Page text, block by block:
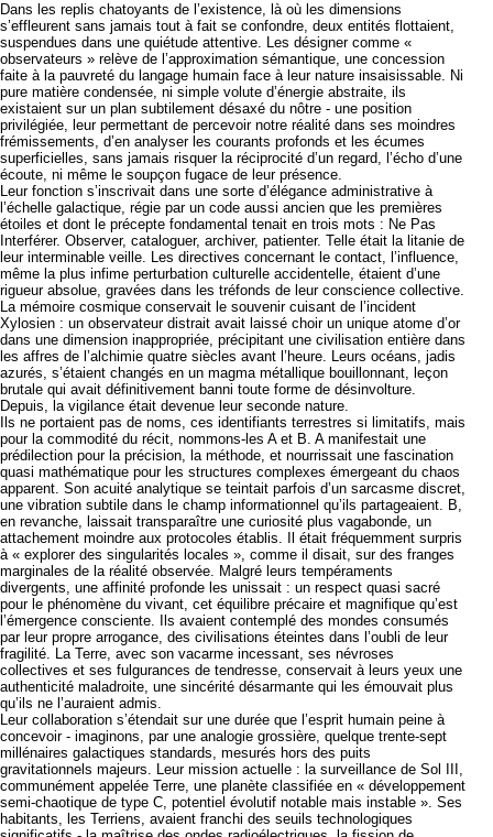
Dans les replis chatoyants de l’existence, là où les dimensions
s’effleurent sans jamais tout à fait se confondre, deux entités flottaient,
suspendues dans une quiétude attentive. Les désigner comme «
observateurs » relève de l’approximation sémantique, une concession
faite à la pauvreté du langage humain face à leur nature insaisissable. Ni
pure matière condensée, ni simple volute d’énergie abstraite, ils
existaient sur un plan subtilement désaxé du nôtre - une position
privilégiée, leur permettant de percevoir notre réalité dans ses moindres
frémissements, d’en analyser les courants profonds et les écumes
superficielles, sans jamais risquer la réciprocité d’un regard, l’écho d’une
écoute, ni même le soupçon fugace de leur présence.
Leur fonction s’inscrivait dans une sorte d’élégance administrative à
l’échelle galactique, régie par un code aussi ancien que les premières
étoiles et dont le précepte fondamental tenait en trois mots : Ne Pas
Interférer. Observer, cataloguer, archiver, patienter. Telle était la litanie de
leur interminable veille. Les directives concernant le contact, l’influence,
même la plus infime perturbation culturelle accidentelle, étaient d’une
rigueur absolue, gravées dans les tréfonds de leur conscience collective.
La mémoire cosmique conservait le souvenir cuisant de l’incident
Xylosien : un observateur distrait avait laissé choir un unique atome d’or
dans une dimension inappropriée, précipitant une civilisation entière dans
les affres de l’alchimie quatre siècles avant l’heure. Leurs océans, jadis
azurés, s’étaient changés en un magma métallique bouillonnant, leçon
brutale qui avait définitivement banni toute forme de désinvolture.
Depuis, la vigilance était devenue leur seconde nature.
Ils ne portaient pas de noms, ces identifiants terrestres si limitatifs, mais
pour la commodité du récit, nommons-les A et B. A manifestait une
prédilection pour la précision, la méthode, et nourrissait une fascination
quasi mathématique pour les structures complexes émergeant du chaos
apparent. Son acuité analytique se teintait parfois d’un sarcasme discret,
une vibration subtile dans le champ informationnel qu’ils partageaient. B,
en revanche, laissait transparaître une curiosité plus vagabonde, un
attachement moindre aux protocoles établis. Il était fréquemment surpris
à « explorer des singularités locales », comme il disait, sur des franges
marginales de la réalité observée. Malgré leurs tempéraments
divergents, une affinité profonde les unissait : un respect quasi sacré
pour le phénomène du vivant, cet équilibre précaire et magnifique qu’est
l’émergence consciente. Ils avaient contemplé des mondes consumés
par leur propre arrogance, des civilisations éteintes dans l’oubli de leur
fragilité. La Terre, avec son vacarme incessant, ses névroses
collectives et ses fulgurances de tendresse, conservait à leurs yeux une
authenticité maladroite, une sincérité désarmante qui les émouvait plus
qu’ils ne l’auraient admis.
Leur collaboration s’étendait sur une durée que l’esprit humain peine à
concevoir - imaginons, par une analogie grossière, quelque trente-sept
millénaires galactiques standards, mesurés hors des puits
gravitationnels majeurs. Leur mission actuelle : la surveillance de Sol III,
communément appelée Terre, une planète classifiée en « développement
semi-chaotique de type C, potentiel évolutif notable mais instable ». Ses
habitants, les Terriens, avaient franchi des seuils technologiques